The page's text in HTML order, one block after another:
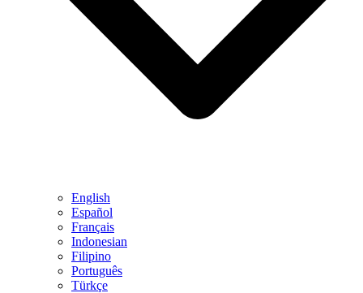
English
Español
Français
Indonesian
Filipino
Português
Türkçe